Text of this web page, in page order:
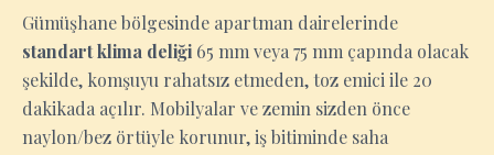
Gümüşhane bölgesinde apartman dairelerinde
standart klima deliği 65 mm veya 75 mm çapında olacak
şekilde, komşuyu rahatsız etmeden, toz emici ile 20
dakikada açılır. Mobilyalar ve zemin sizden önce
naylon/bez örtüyle korunur, iş bitiminde saha